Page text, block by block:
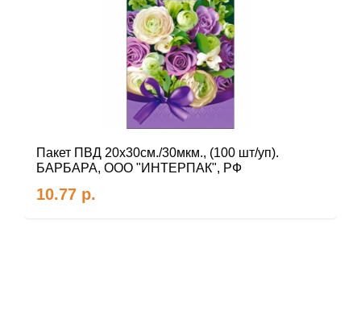
Пакет ПВД 20х30см./30мкм., (100 шт/уп).
БАРБАРА, ООО "ИНТЕРПАК", РФ
10.77 р.